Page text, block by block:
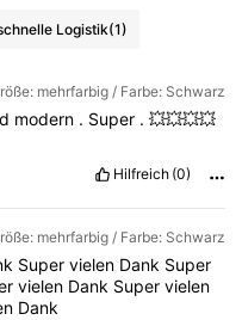
Logistik(1)
mehrfarbig / Farbe: Schwarz
modern . Super . 💥💥💥💥
Hilfreich (0)
mehrfarbig / Farbe: Schwarz
Supervielen Dank Super
vielen Dank Supervielen
Dank